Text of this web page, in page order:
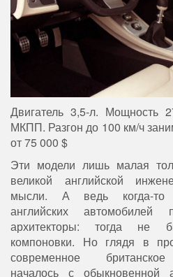
Двигатель 3,5-л. Мощность
МКПП. Разгон до 100 км/ч
от 75 000 $
Эти модели лишь малая
великой английской
мысли. А ведь когда-то
английских
архитекторы: тогда не
компоновки. Но глядя в
современное
началось с обыкновенной